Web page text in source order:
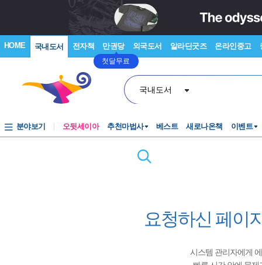
HOME 국내도서 전자책 만권당
첫달무료
외국도서 알라딘굿즈 온라인중고
국내도서
분야보기 오뒷세이아 추천마법사 베스트 새로나온책 이벤트
요청하신 페이
시스템 관리자에게